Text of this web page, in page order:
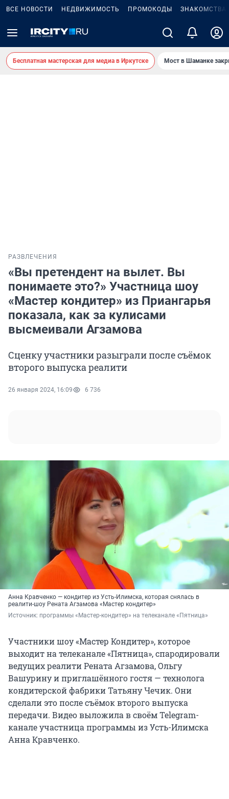
ВСЕ НОВОСТИ НЕДВИЖИМОСТЬ ПРОМОКОДЫ ЗНАКОМСТВА
Бесплатная мастерская для медиа в Иркутске Мост в Шаманке
РАЗВЛЕЧЕНИЯ
«Вы претендент на вылет. Вы
понимаете это?» Участница шоу
«Мастер кондитер» из Приангарья
показала, как за кулисами
высмеивали Агзамова
Сценку участники разыграли после съёмок
второго выпуска реалити
26 января 2024, 16:09 6 736
Анна Кравченко — кондитер из Усть-Илимска, которая снялась в
реалити-шоу Рената Агзамова «Мастер кондитер»
Источник: программы «Мастер-кондитер» на телеканале «Пятница»
Участники шоу «Мастер Кондитер», которое
выходит на телеканале «Пятница», спародировали
ведущих реалити Рената Агзамова, Ольгу
Вашурину и приглашённого гостя — технолога
кондитерской фабрики Татьяну Чечик. Они
сделали это после съёмок второго выпуска
передачи. Видео выложила в своём Telegram-
канале участница программы из Усть-Илимска
Анна Кравченко.